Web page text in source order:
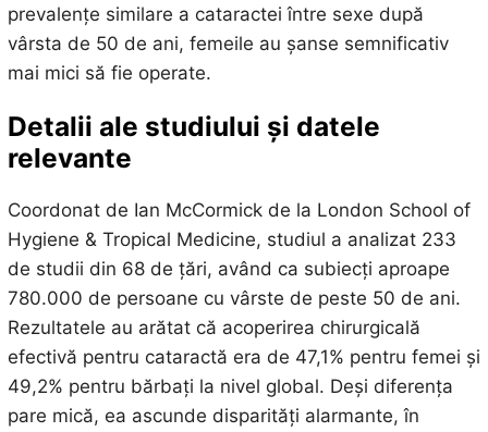
prevalențe similare a cataractei între sexe după
vârsta de 50 de ani, femeile au șanse semnificativ
mai mici să fie operate.
Detalii ale studiului și datele
relevante
Coordonat de Ian McCormick de la London School of
Hygiene & Tropical Medicine, studiul a analizat 233
de studii din 68 de țări, având ca subiecți aproape
780.000 de persoane cu vârste de peste 50 de ani.
Rezultatele au arătat că acoperirea chirurgicală
efectivă pentru cataractă era de 47,1% pentru femei și
49,2% pentru bărbați la nivel global. Deși diferența
pare mică, ea ascunde disparități alarmante, în